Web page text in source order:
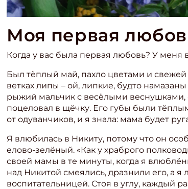
Моя первая
Когда у вас была первая любовь? У меня
Был тёплый май, пахло цветами и
ветках липы – ой, липкие, будто
рыжий мальчик с весёлыми веснушками,
поцеловал в щёчку. Его губы были
от одуванчиков, и я знала: мама будет
Я влюбилась в Никиту, потому что он
елово-зелёный. «Как у храброго
своей мамы в те минуты, когда я
над Никитой смеялись, дразнили его, а я
воспитательницей. Стоя в углу, каждый